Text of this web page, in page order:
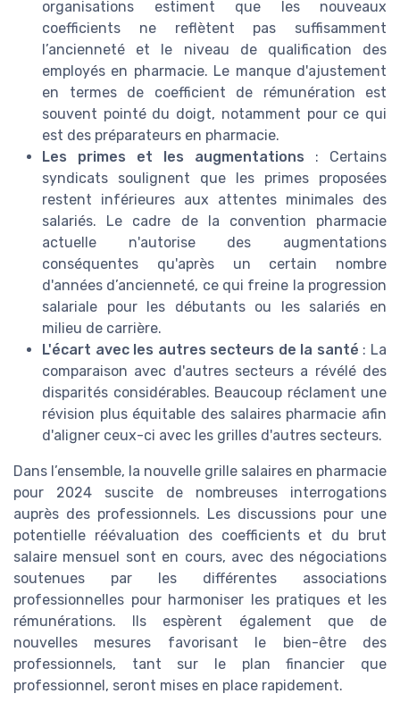
organisations estiment que les nouveaux
coefficients ne reflètent pas suffisamment
l’ancienneté et le niveau de qualification des
employés en pharmacie. Le manque d'ajustement
en termes de coefficient de rémunération est
souvent pointé du doigt, notamment pour ce qui
est des préparateurs en pharmacie.
Les primes et les augmentations : Certains
syndicats soulignent que les primes proposées
restent inférieures aux attentes minimales des
salariés. Le cadre de la convention pharmacie
actuelle n'autorise des augmentations
conséquentes qu'après un certain nombre
d'années d’ancienneté, ce qui freine la progression
salariale pour les débutants ou les salariés en
milieu de carrière.
L'écart avec les autres secteurs de la santé : La
comparaison avec d'autres secteurs a révélé des
disparités considérables. Beaucoup réclament une
révision plus équitable des salaires pharmacie afin
d'aligner ceux-ci avec les grilles d'autres secteurs.
Dans l’ensemble, la nouvelle grille salaires en pharmacie
pour 2024 suscite de nombreuses interrogations
auprès des professionnels. Les discussions pour une
potentielle réévaluation des coefficients et du brut
salaire mensuel sont en cours, avec des négociations
soutenues par les différentes associations
professionnelles pour harmoniser les pratiques et les
rémunérations. Ils espèrent également que de
nouvelles mesures favorisant le bien-être des
professionnels, tant sur le plan financier que
professionnel, seront mises en place rapidement.